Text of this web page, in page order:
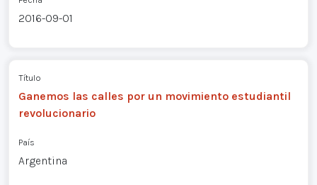
2016-09-01
Título
Ganemos las calles por un movimiento estudiantil
revolucionario
País
Argentina